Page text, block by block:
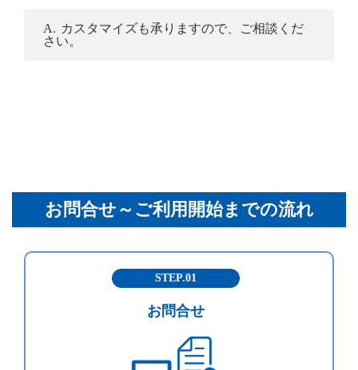
カスタマイズも承りますので、ご相談くだ
さい。
お問合せ～ご利用開始までの流れ
STEP.01
お問合せ